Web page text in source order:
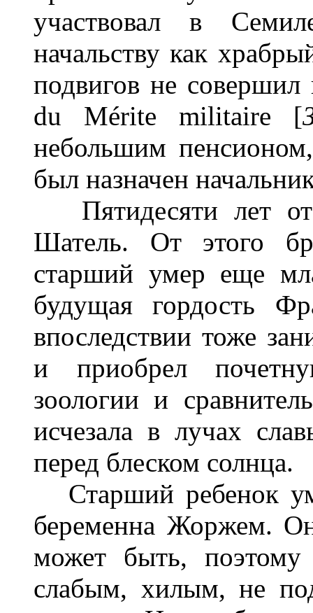
участвовал в
начальству как
подвигов не
du Mérite militaire [
небольшим
был назначен
Пятидесяти лет
Шатель. От этого
старший умер еще
будущая гордость
впоследствии тоже
и приобрел
зоологии и
исчезала в лучах
перед блеском солнца.
Старший ребенок
беременна Жоржем.
может быть,
слабым, хилым, не